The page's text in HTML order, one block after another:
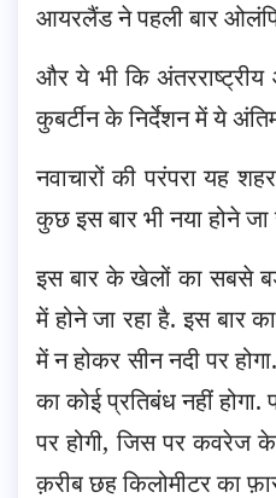
आयरलैंड ने पहली बार
और ये भी कि
कुबर्टीन के निर्देशन में ये
नवाचारों की परंपरा यह
कुछ इस बार भी नया होने जा
इस बार के खेलों का सबसे
में होने जा रहा है. इस बार
में न होकर सीन नदी पर
का कोई प्रतिबंध नहीं
पर होगी, जिस पर कवरेज
क़रीब छह किलोमीटर का